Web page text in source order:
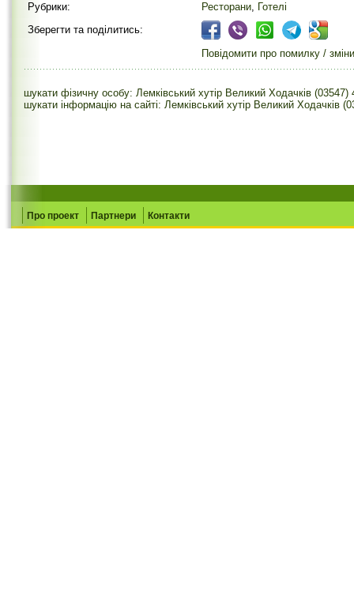
Рубрики: Ресторани, Готелі
Зберегти та поділитись:
Повідомити про помилку / зміни
шукати фізичну особу: Лемківський хутір Великий Ходачків (03547)
шукати інформацію на сайті: Лемківський хутір Великий Ходачків
Про проект Партнери Контакти